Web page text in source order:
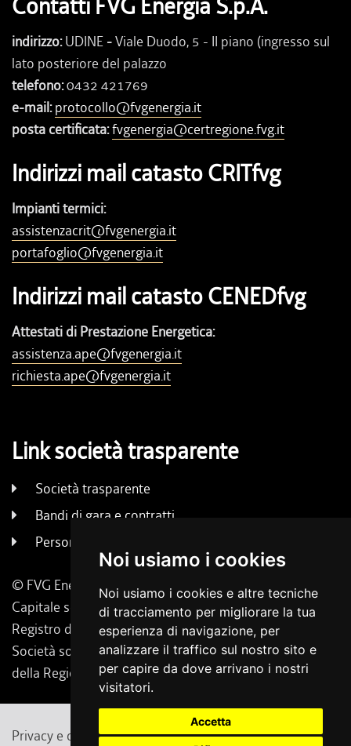
Noi usiamo i cookies
Noi usiamo i cookies e altre tecniche
di tracciamento per migliorare la tua
esperienza di navigazione, per
analizzare il traffico sul nostro sito e
per capire da dove arrivano i nostri
visitatori.
Accetta
Contatti FVG Energia S.p.A.
indirizzo:UDINE -Viale Duodo, 5 - II piano (ingresso sul
lato posteriore del palazzo
telefono:0432 421769
e-mail:protocollo@fvgenergia.it
posta certificata:fvgenergia@certregione.fvg.it
Indirizzi mail catasto CRITfvg
Impianti termici:
assistenzacrit@fvgenergia.it
portafoglio@fvgenergia.it
Indirizzi mail catasto CENEDfvg
Attestati di Prestazione Energetica:
assistenza.ape@fvgenergia.it
richiesta.ape@fvgenergia.it
Link società trasparente
Società trasparente
Bandi di gara e contratti
Persone e uffici
© FVG Energia S.p.A. - Tutti i diritti riservati
Capitale sociale 130.000 € i.v. | Codice Fiscale, Iscrizione
Registro delle Imprese di Udine 02431160304
Società soggetta a direzione e coordinamento da parte
della Regione Friuli Venezia Giulia.
Privacy e cambio preferenze cookie Note legali